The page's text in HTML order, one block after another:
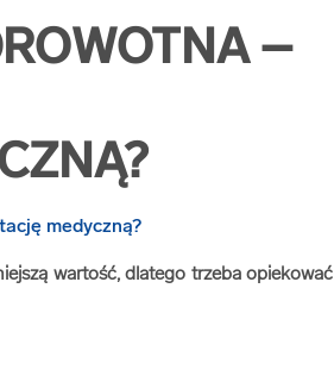
–
wartość, dlatego trzeba opiekować